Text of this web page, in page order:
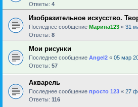
Ответы: 4
Изобразительное искусство.
Последнее сообщение Марина123 « 31
Ответы: 8
Мои рисунки
Последнее сообщение Angel2 « 05 мар
Ответы: 57
Акварель
Последнее сообщение просто 123 « 27
Ответы: 116